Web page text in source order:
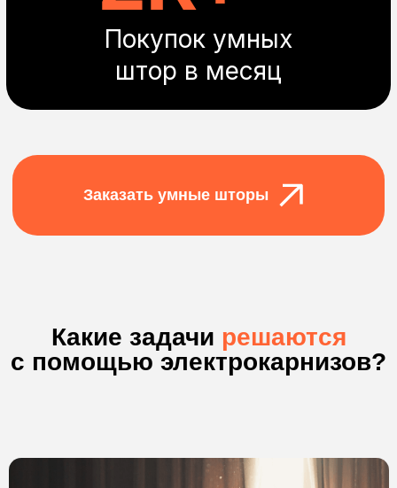
Просыпайтесь
без будильника
таймеру. И встречайте новый день
спокойно
Бесплатный